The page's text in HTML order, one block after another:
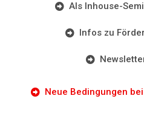
Als Inhouse-
Infos zu
Neue Bedingungen